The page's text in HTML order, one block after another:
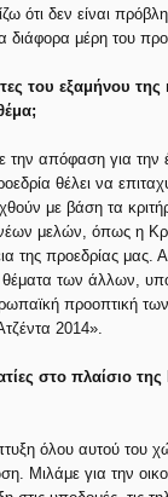
ότι δεν είναι
διάφορα μέρη του
του εξαμήνου
την απόφαση για
θέλει να
με βάση τα
μελών, όπως η
της προεδρίας
θέματα των άλλων,
προοπτική
2014».
στο πλαίσιο
όλου αυτού του
Μιλάμε για την